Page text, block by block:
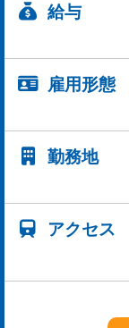
給与
雇用形態
勤務地
アクセス